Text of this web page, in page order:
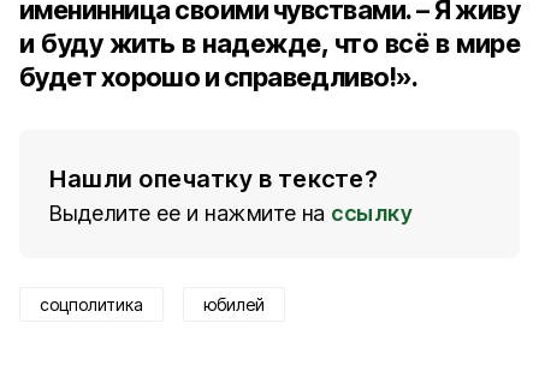
именинница своими чувствами. – Я живу
и буду жить в надежде, что всё в мире
будет хорошо и справедливо!».
Нашли опечатку в тексте?
Выделите ее и нажмите на ссылку
соцполитика юбилей